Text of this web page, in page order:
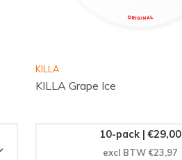
KILLA
KILLA Grape Ice
10-pack | €29,00
excl BTW €23,97